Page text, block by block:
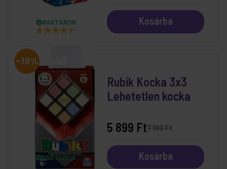
RAKTÁRON Kosárba
-18%
RAKTÁRON
Rubik Kocka 3x3
Lehetetlen kocka
7 190 Ft
5 899 Ft
Kosárba